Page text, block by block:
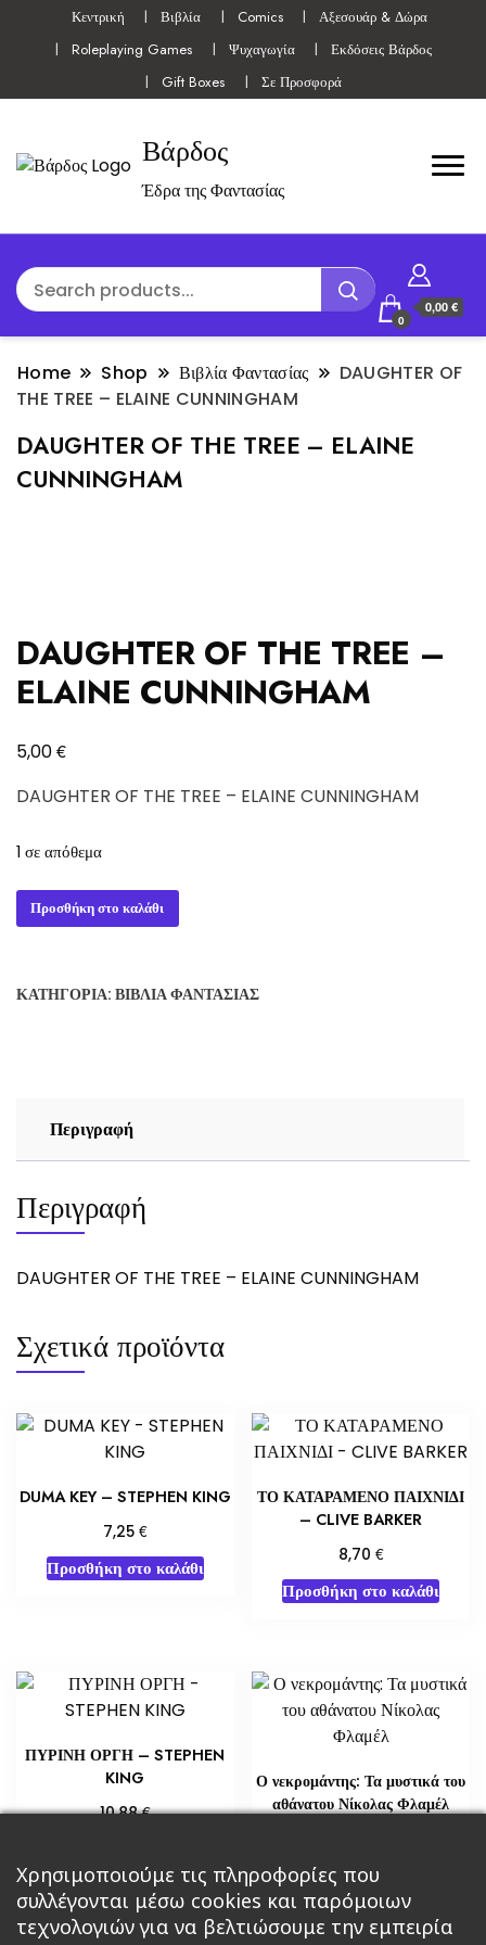
Κεντρική Βιβλία Comics
Αξεσουάρ & Δώρα
Roleplaying Games
Ψυχαγωγία
Εκδόσεις Βάρδος
Gift Boxes
Σε Προσφορά
Βάρδος
Έδρα της Φαντασίας
0
0,00 €
Home Shop Βιβλία Φαντασίας
DAUGHTER OF
THE TREE – ELAINE CUNNINGHAM
DAUGHTER OF THE TREE – ELAINE
CUNNINGHAM
DAUGHTER OF THE TREE –
ELAINE CUNNINGHAM
5,00€
DAUGHTER OF THE TREE – ELAINE CUNNINGHAM
1 σε απόθεμα
DAUGHTER
OF
-
Προσθήκη στο καλάθι
ΚΑΤΗΓΟΡΊΑ: ΒΙΒΛΊΑ ΦΑΝΤΑΣΊΑΣ
Περιγραφή
Περιγραφή
DAUGHTER OF THE TREE – ELAINE CUNNINGHAM
Σχετικά προϊόντα
DUMA KEY – STEPHEN KING
7,25 €
Προσθήκη στο καλάθι
ΤΟ ΚΑΤΑΡΑΜΕΝΟ ΠΑΙΧΝΙΔΙ
– CLIVE BARKER
8,70 €
Προσθήκη στο καλάθι
ΠΥΡΙΝΗ ΟΡΓΗ – STEPHEN
KING
10,88€
Ο νεκρομάντης: Τα μυστικά του
αθάνατου Νίκολας Φλαμέλ
Διαβάστε περισσότερα
Χρησιμοποιούμε τις πληροφορίες που
συλλέγονται μέσω cookies και παρόμοιων
τεχνολογιών για να βελτιώσουμε την εμπειρία